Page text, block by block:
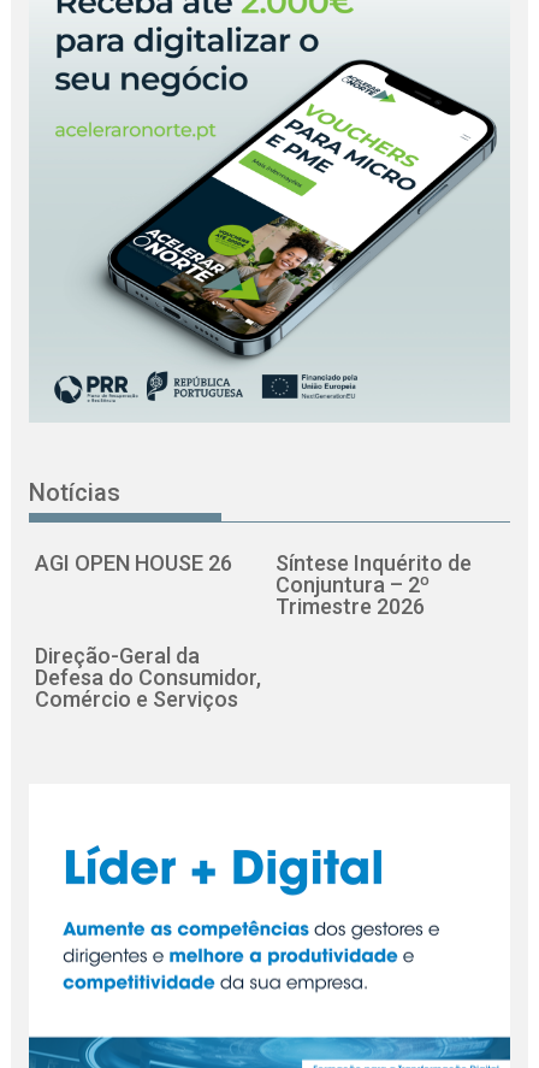
Notícias
AGI OPEN HOUSE 26
Síntese Inquérito de
Conjuntura – 2º
Trimestre 2026
Direção-Geral da
Defesa do Consumidor,
Comércio e Serviços